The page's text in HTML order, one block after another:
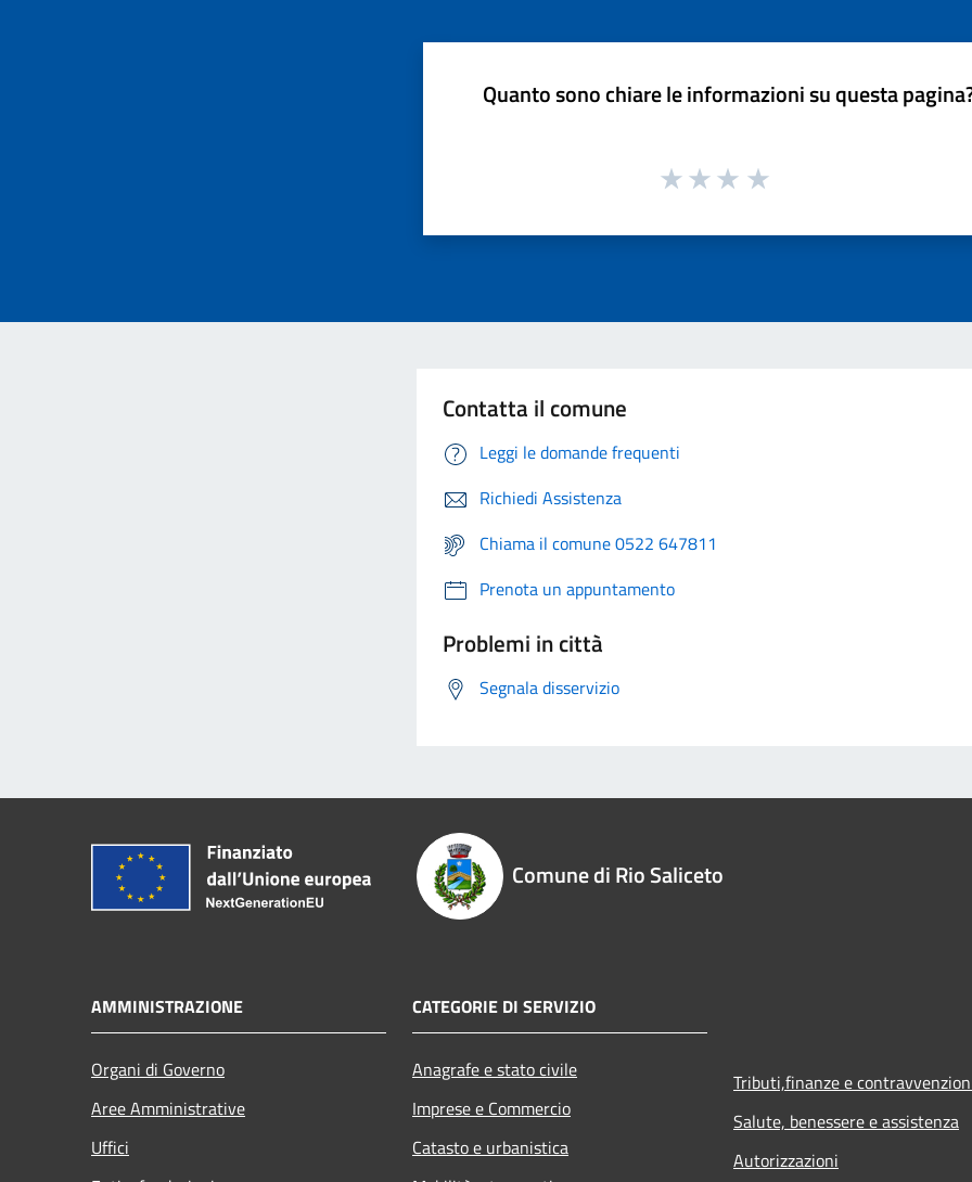
Quanto sono chiare le informazioni su questa
Contatta il comune
Leggi le domande frequenti
Richiedi Assistenza
Chiama il comune 0522 647811
Prenota un appuntamento
Problemi in città
Segnala disservizio
Comune di Rio Saliceto
AMMINISTRAZIONE
Organi di Governo
Aree Amministrative
Uffici
CATEGORIE DI SERVIZIO
Anagrafe e stato civile
Imprese e Commercio
Catasto e urbanistica
Tributi,finanze e
Salute, benessere e assistenza
Autorizzazioni